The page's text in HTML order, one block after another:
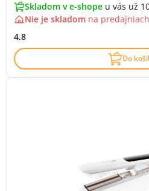
Skladom v e-shope u vás už
Nie je skladom na predajniach
4.8
Do